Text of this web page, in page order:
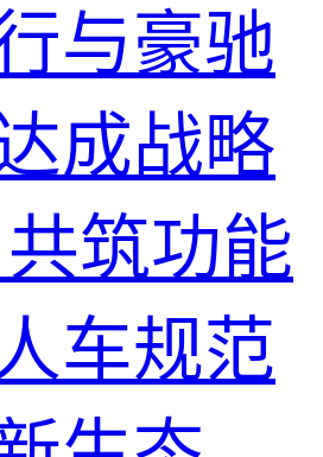
与豪驰
成战略
筑功能
车规范